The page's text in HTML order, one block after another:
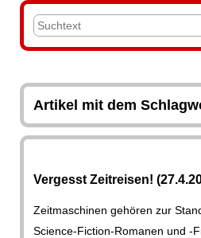
Artikel mit dem
Vergesst Zeitreisen!
Zeitmaschinen gehören zur
Science-Fiction-Romanen und -